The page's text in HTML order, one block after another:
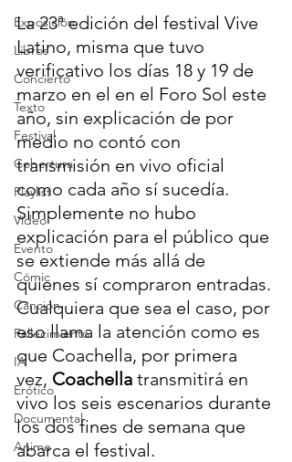
Exposición
Libros
Concierto
Texto
Festival
Cobertura
Playlist
Video
Evento
Cómic
Canción
Fallecimiento
IA
Erótico
Documental
Anime
La 23ª edición del festival Vive
Latino, misma que tuvo
verificativo los días 18 y 19 de
marzo en el en el Foro Sol este
año, sin explicación de por
medio no contó con
transmisión en vivo oficial
como cada año sí sucedía.
Simplemente no hubo
explicación para el público que
se extiende más allá de
quienes sí compraron entradas.
Cualquiera que sea el caso, por
eso llama la atención como es
que Coachella, por primera
vez, Coachella transmitirá en
vivo los seis escenarios durante
los dos fines de semana que
abarca el festival.